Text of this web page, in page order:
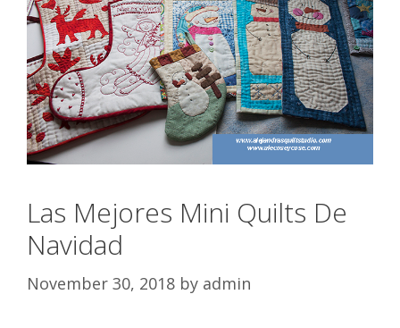
Las Mejores Mini Quilts De
Navidad
November 30, 2018 by admin